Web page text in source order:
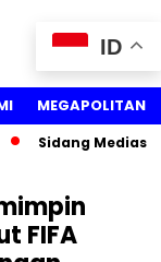
MEGAPOLITAN
Sidang Mediasi
FIFA
ID